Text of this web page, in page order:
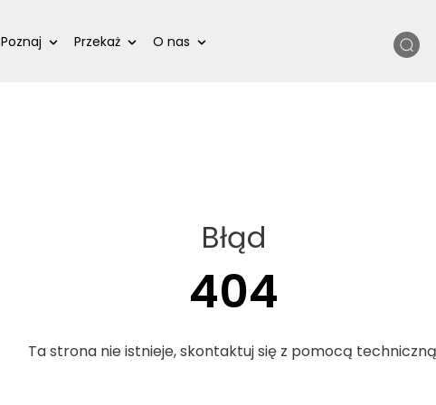
Poznaj Przekaż O nas Szukaj
Błąd
404
Ta strona nie istnieje, skontaktuj się z pomocą